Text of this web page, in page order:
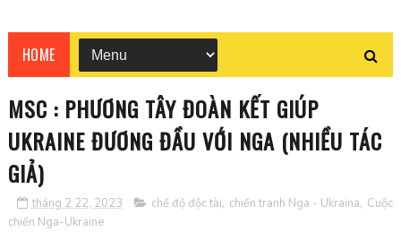
HOME
MSC : PHƯƠNG TÂY ĐOÀN KẾT GIÚP
UKRAINE ĐƯƠNG ĐẦU VỚI NGA (NHIỀU TÁC
GIẢ)
tháng 2 22, 2023 chế độ độc tài, chiến tranh Nga - Ukraina, Cuộc
chiến Nga-Ukraine